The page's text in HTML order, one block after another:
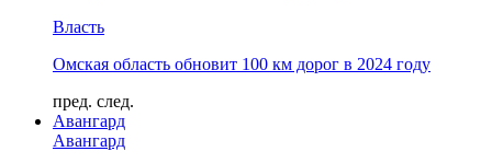
Власть
Омская область обновит 100 км дорог в 2024 году
пред. след.
Авангард
Авангард